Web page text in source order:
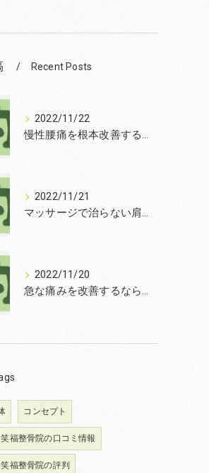
Recent Posts
2022/11/22
慢性腰痛を根本改善するなら和泉市の笑福整骨院【2022年11月22日の予約状況】
2022/11/21
マッサージで治らない肩こりを改善する無痛整体和泉市笑福整骨院【2022年11月21日の予約状況】
2022/11/20
急な痛みを改善するなら和泉市の土日診療の笑福整骨院【2022年11月20日の予約状況】
コンセプト
福整骨院の口コミ情報
福整骨院の評判